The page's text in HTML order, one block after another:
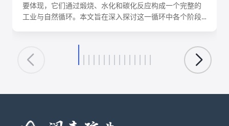
要体现，它们通过煅烧、水化和碳化反应构成一个完整的
工业与自然循环。本文旨在深入探讨这一循环中各个阶段
优化生产工艺、降低能耗、实现资源可持续利用具有重要
意义。